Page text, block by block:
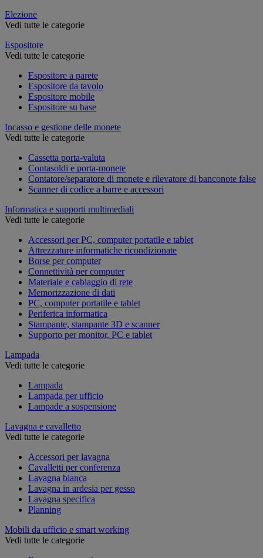
Elezione
Vedi tutte le categorie
Espositore
Vedi tutte le categorie
Espositore a parete
Espositore da tavolo
Espositore mobile
Espositore su base
Incasso e gestione delle monete
Vedi tutte le categorie
Cassetta porta-valuta
Contasoldi e porta-monete
Contatore/separatore di monete e rilevatore di banconote false
Scanner di codice a barre e accessori
Informatica e supporti multimediali
Vedi tutte le categorie
Accessori per PC, computer portatile e tablet
Attrezzature informatiche ricondizionate
Borse per computer
Connettività per computer
Materiale e cablaggio di rete
Memorizzazione di dati
PC, computer portatile e tablet
Periferica informatica
Stampante, stampante 3D e scanner
Supporto per monitor, PC e tablet
Lampada
Vedi tutte le categorie
Lampada
Lampada per ufficio
Lampade a sospensione
Lavagna e cavalletto
Vedi tutte le categorie
Accessori per lavagna
Cavalletti per conferenza
Lavagna bianca
Lavagna in ardesia per gesso
Lavagna specifica
Planning
Mobili da ufficio e smart working
Vedi tutte le categorie